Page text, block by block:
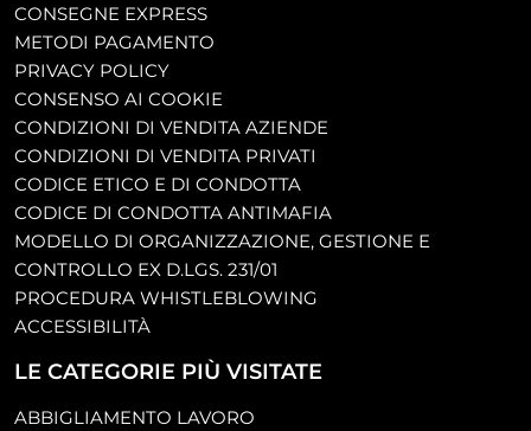
CONSEGNE EXPRESS
METODI PAGAMENTO
PRIVACY POLICY
CONSENSO AI COOKIE
CONDIZIONI DI VENDITA AZIENDE
CONDIZIONI DI VENDITA PRIVATI
CODICE ETICO E DI CONDOTTA
CODICE DI CONDOTTA ANTIMAFIA
MODELLO DI ORGANIZZAZIONE, GESTIONE E
CONTROLLO EX D.LGS. 231/01
PROCEDURA WHISTLEBLOWING
ACCESSIBILITÀ
LE CATEGORIE PIÙ VISITATE
ABBIGLIAMENTO LAVORO